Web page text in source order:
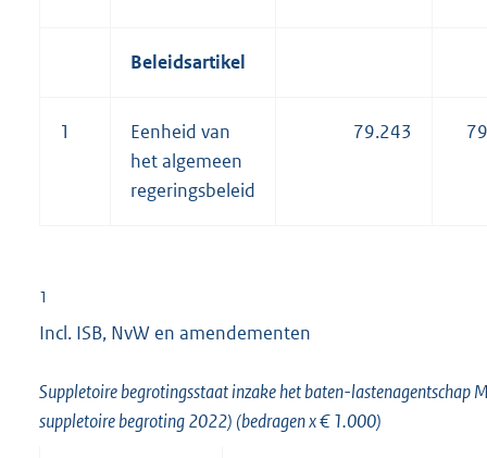
Beleidsartikel
1
Eenheid van
het algemeen
regeringsbeleid
79.243
1
Incl. ISB, NvW en amendementen
Suppletoire begrotingsstaat inzake het baten-lastenagentschap
suppletoire begroting 2022) (bedragen x € 1.000)